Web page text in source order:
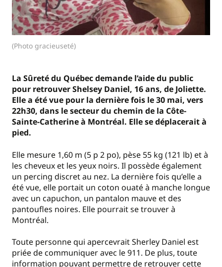
(Photo gracieuseté)
La Sûreté du Québec demande l’aide du public
pour retrouver Shelsey Daniel, 16 ans, de Joliette.
Elle a été vue pour la dernière fois le 30 mai, vers
22h30, dans le secteur du chemin de la Côte-
Sainte-Catherine à Montréal. Elle se déplacerait à
pied.
Elle mesure 1,60 m (5 p 2 po), pèse 55 kg (121 lb) et à
les cheveux et les yeux noirs. Il possède également
un percing discret au nez. La dernière fois qu’elle a
été vue, elle portait un coton ouaté à manche longue
avec un capuchon, un pantalon mauve et des
pantoufles noires. Elle pourrait se trouver à
Montréal.
Toute personne qui apercevrait Sherley Daniel est
priée de communiquer avec le 911. De plus, toute
information pouvant permettre de retrouver cette